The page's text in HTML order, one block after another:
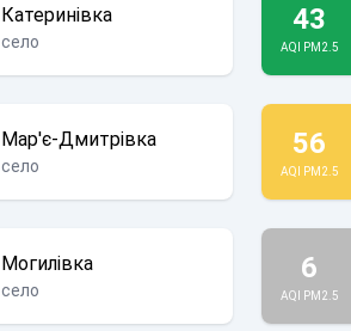
Катеринівка
село
43
AQI PM2.5
Мар'є-Дмитрівка
село
56
AQI PM2.5
Могилівка
село
6
AQI PM2.5